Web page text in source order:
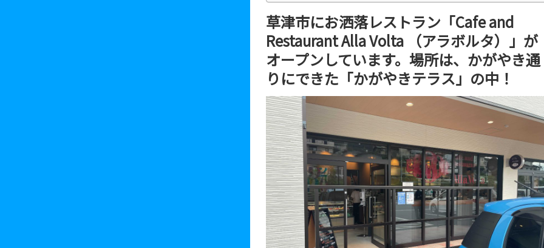
草津市にお洒落レストラン「Cafe and
Restaurant Alla Volta （アラボルタ）」が
オープンしています。場所は、かがやき通
りにできた「かがやきテラス」の中！